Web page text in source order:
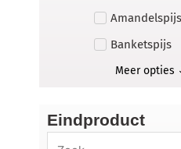
Amandelspijs
Banketspijs
Meer opties
Eindproduct